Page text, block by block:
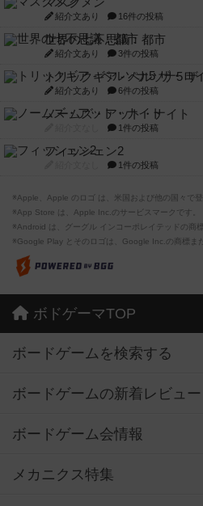
紹介文あり 16件の投稿
世界の七不思議：都市
紹介文あり 3件の投稿
トリックギア - ペルソナ5 ザ
紹介文あり 6件の投稿
ノームズ・アット・ナイト
1件の投稿
フィッシェン2
1件の投稿
※Apple、Apple のロゴ は、米国および他の国々で
※App Store は、Apple Inc.のサービスマークです。
※Android は、グーグル インコーポレイテッドの商
※Google Play とそのロゴは、Google Inc.の商標ま
ボドゲーマTOP
ボードゲームを検索する
ボードゲームの新着レビュー
ボードゲーム会情報
メカニクス特集